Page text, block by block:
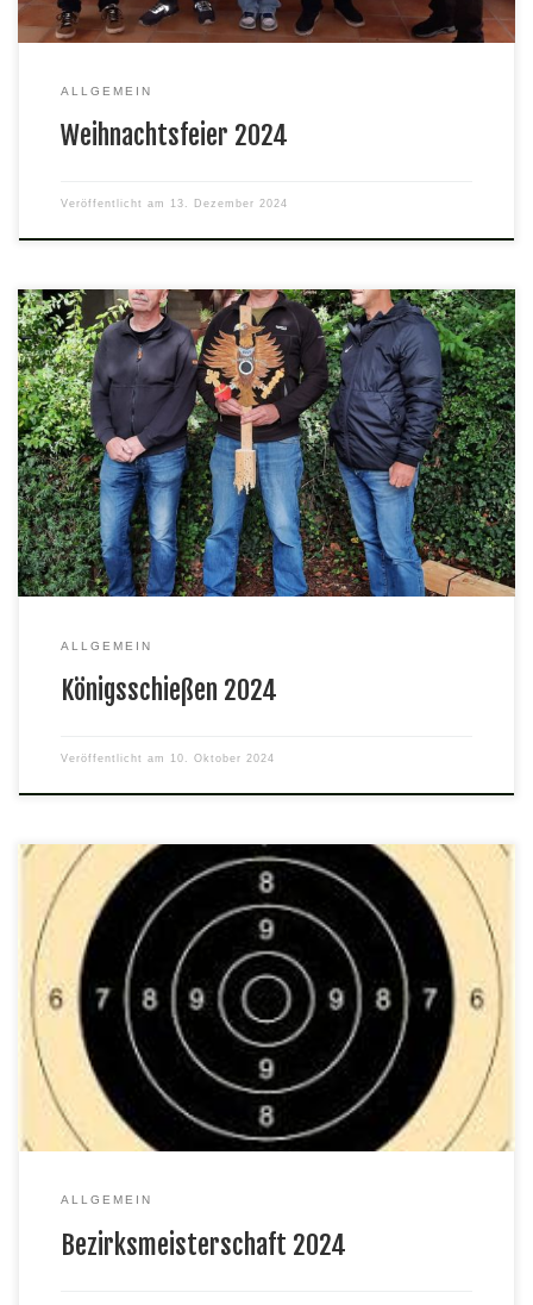
ALLGEMEIN
Weihnachtsfeier 2024
Veröffentlicht am 13. Dezember 2024
Wir gratulieren unserem diesjährigen Schützenkönig Eckhard und
seinen beiden Rittern Helmut und Aziz.Am 6. Oktober schossen
wir mit dem KK Gewehr auf den Adler und nach ca. 3 Stunden
wurde der Balken unter dem Adler so durchtrennt, dass dieser
vom Podest fiel.
ALLGEMEIN
Königsschießen 2024
Veröffentlicht am 10. Oktober 2024
Wir gratulieren unseren besten Schützen bei der diesjährigen
Bezirksmeisterschaft Luftpistole Herren 3 Bezirksmeister mit
357 Ringen Günther Abt Luftpistole Auflage Senioren2
Bezirksmeister mit 298 Ringen Wieland Schenkewitz KK-
Sportpistole Herren3 Bezirksmeister mit 270 Ringen Günther
Abt KK-Sportpistole Herren4 Bezirksmeister mit 244 Ringen
Ingo Wieneke Perkussionsfreigewehr Herren3 Bezirksmeister mit
126 Ringen Eckhard […]
ALLGEMEIN
Bezirksmeisterschaft 2024